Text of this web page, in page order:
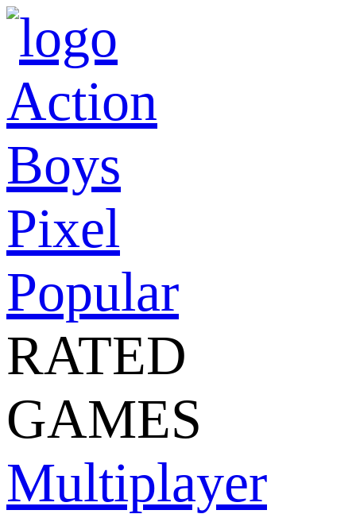
Action
Boys
Pixel
Popular
RATED
GAMES
Multiplayer